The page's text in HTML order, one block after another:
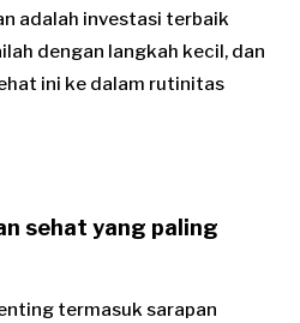
adalah investasi terbaik
dengan langkah kecil, dan
ini ke dalam rutinitas
sehat yang paling
termasuk sarapan